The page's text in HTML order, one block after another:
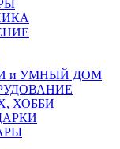
и УМНЫЙ ДОМ
ХОББИ